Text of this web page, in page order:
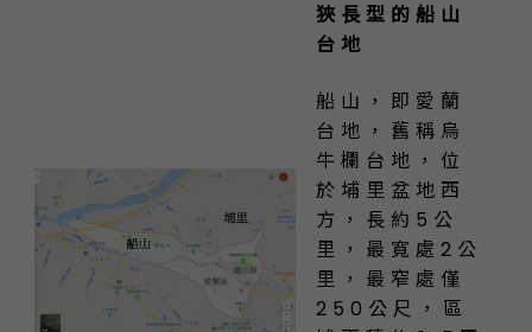
狹長型的船山
台地
船山，即愛蘭
台地，舊稱烏
牛欄台地，位
於埔里盆地西
方，長約5公
里，最寬處2公
里，最窄處僅
250公尺，區